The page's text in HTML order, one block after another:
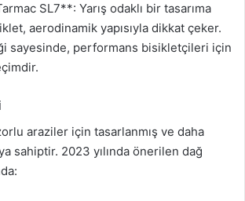
SL7**: Yarış odaklı bir tasarıma
aerodinamik yapısıyla dikkat çeker.
sayesinde, performans bisikletçileri için
araziler için tasarlanmış ve daha
sahiptir. 2023 yılında önerilen dağ